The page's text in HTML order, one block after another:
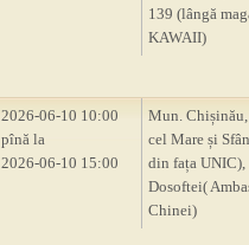
139 (lângă
KAWAII)
2026-06-10 10:00
pînă la
2026-06-10 15:00
Mun.
cel Mare și
din fața UNIC),
Dosoftei(
Chinei)